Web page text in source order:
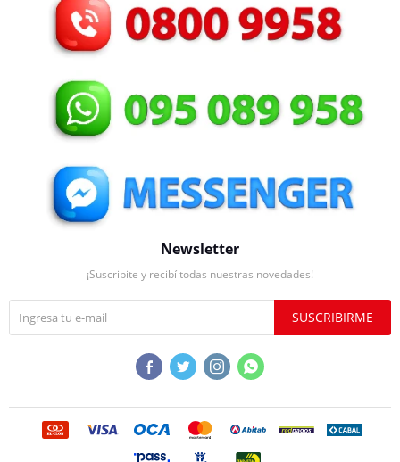
Newsletter
¡Suscribite y recibí todas nuestras novedades!
SUSCRIBIRME
   